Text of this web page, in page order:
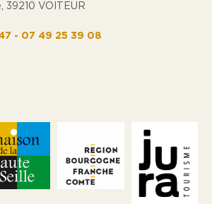
39210 VOITEUR
- 07 49 25 39 08